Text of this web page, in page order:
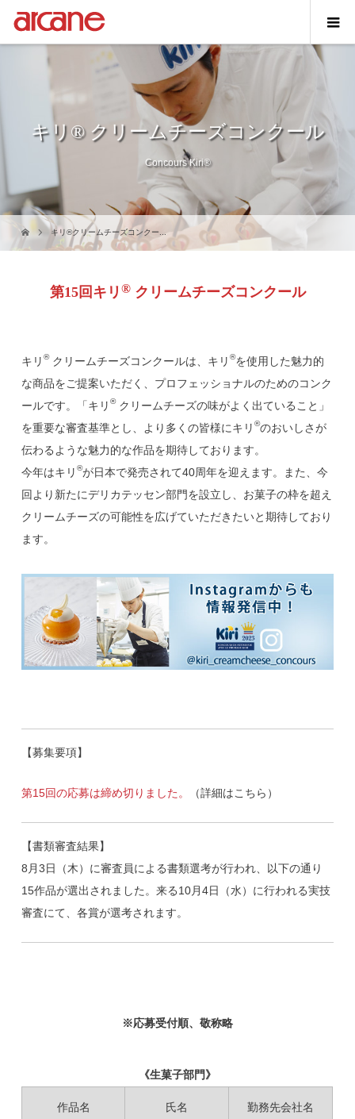
キリ® クリームチーズコンクール
Concours Kiri®
キリ®クリームチーズコンクー...
第15回キリ ®クリームチーズコンクール
キリ®クリームチーズコンクールは、キリ®を使用した魅力的
な商品をご提案いただく、プロフェッショナルのためのコンク
ールです。「キリ®クリームチーズの味がよく出ていること」
を重要な審査基準とし、より多くの皆様にキリ®のおいしさが
伝わるような魅力的な作品を期待しております。
今年はキリ®が日本で発売されて40周年を迎えます。また、今
回より新たにデリカテッセン部門を設立し、お菓子の枠を超え
クリームチーズの可能性を広げていただきたいと期待しており
ます。
【募集要項】
第15回の応募は締め切りました。 （詳細はこちら）
【書類審査結果】
8月3日（木）に審査員による書類選考が行われ、以下の通り
15作品が選出されました。来る10月4日（水）に行われる実技
審査にて、各賞が選考されます。
※応募受付順、敬称略
《生菓子部門》
作品名 氏名 勤務先会社名